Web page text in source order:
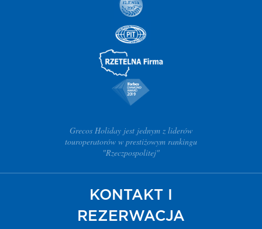
Grecos Holiday jest jednym z liderów
touroperatorów w prestiżowym rankingu
"Rzeczpospolitej"
KONTAKT I
REZERWACJA